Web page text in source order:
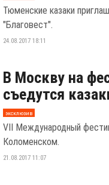
Тюменские казаки
"Благовест".
24.08.2017 18:11
В Москву на
съедутся
эксклюзив
VII Международный
Коломенском.
21.08.2017 11:07